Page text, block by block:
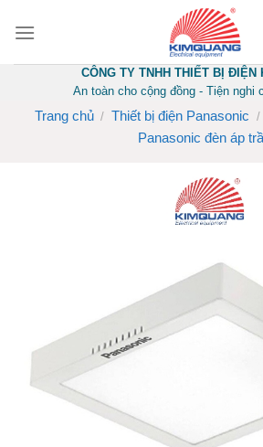
CÔNG TY TNHH THIẾT BỊ ĐIỆN
An toàn cho cộng đồng - Tiện nghi
Trang chủ / Thiết bị điện Panasonic /
Panasonic đèn áp